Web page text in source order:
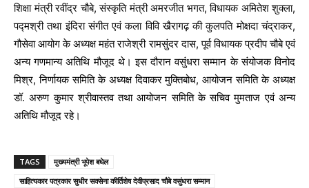
शिक्षा मंत्री रवींद्र चौबे, संस्कृति मंत्री अमरजीत भगत, विधायक अमितेश शुक्ला,
पद्मश्री तथा इंदिरा संगीत एवं कला विवि खैरागढ़ की कुलपति मोक्षदा चंद्राकर,
गौसेवा आयोग के अध्यक्ष महंत राजेश्री रामसुंदर दास, पूर्व विधायक प्रदीप चौबे एवं
अन्य गणमान्य अतिथि मौजूद थे। इस दौरान वसुंधरा सम्मान के संयोजक विनोद
मिश्र, निर्णायक समिति के अध्यक्ष दिवाकर मुक्तिबोध, आयोजन समिति के अध्यक्ष
डॉ. अरुण कुमार श्रीवास्तव तथा आयोजन समिति के सचिव मुमताज एवं अन्य
अतिथि मौजूद रहे।
TAGS
मुख्यमंत्री भूपेश बघेल
साहित्यकार पत्रकार सुधीर सक्सेना कीर्तिशेष देवीप्रसाद चौबे वसुंधरा सम्मान